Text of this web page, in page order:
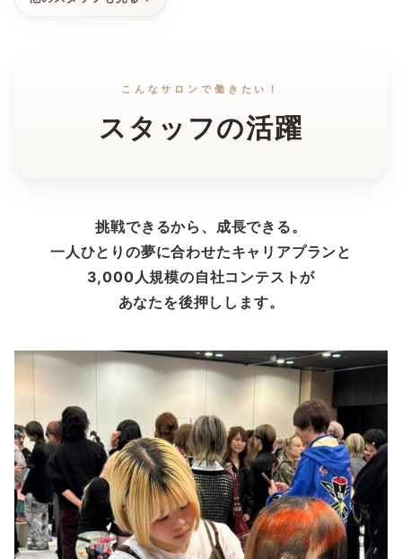
こんなサロンで働きたい！
スタッフの活躍
挑戦できるから、成長できる。
一人ひとりの夢に合わせたキャリアプランと
3,000人規模の自社コンテストが
あなたを後押しします。